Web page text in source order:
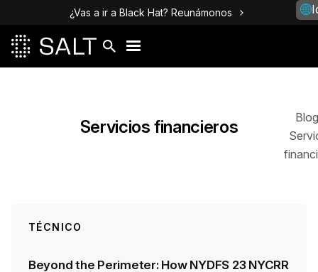
¿Vas a ir a Black Hat? Reunámonos
Servicios financieros
Blog
TÉCNICO
Beyond the Perimeter: How NYDFS 23 NYCRR